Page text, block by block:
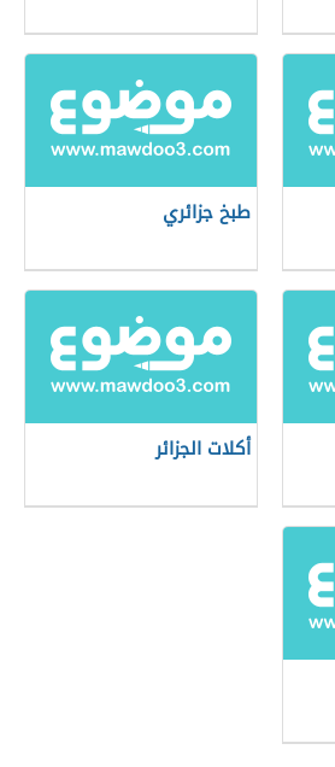
طبخ جزائري
أكلات الجزائر